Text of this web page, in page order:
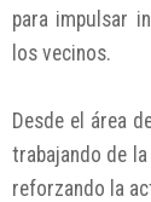
para impulsar
los vecinos.
Desde el área
trabajando de
reforzando la